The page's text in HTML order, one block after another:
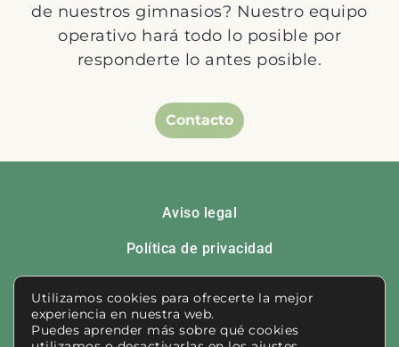
de nuestros gimnasios? Nuestro equipo
operativo hará todo lo posible por
responderte lo antes posible.
Contacto
Aviso legal
Política de privacidad
Contacto
Utilizamos cookies para ofrecerte la mejor
experiencia en nuestra web.
Puedes aprender más sobre qué cookies